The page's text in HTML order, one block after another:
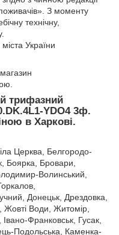
З моменту
технічну,
України
трифазний
YDO4​ 3ф.
в Харкові.
Церква, Белгородо-
Боярка, Бровари,
Волинський,
Донецьк, Дрездовка,
Жовті Води, Житомір,
Франковськ, Гусак,
Подольська, Каменка-